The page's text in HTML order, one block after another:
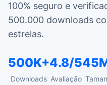
100% seguro e
500.000 downloads
estrelas.
500K+
Downloads
4.8/5
Avaliação